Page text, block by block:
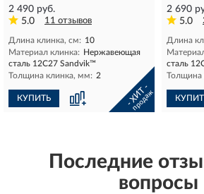
2 490 руб.
5.0
11 отзывов
Длина клинка, см: 10
Материал клинка: Нержавеющая
сталь 12С27 Sandvik™
Толщина клинка, мм: 2
КУПИТЬ - ХИТ -
продаж
2 690
5.0
Длина
сталь
Толщина
Последние
вопросы